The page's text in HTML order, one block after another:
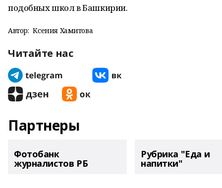
подобных школ в Башкирии.
Автор: Ксения Хамитова
Читайте нас
Партнеры
Фотобанк
журналистов РБ
Рубрика "Еда и
напитки"